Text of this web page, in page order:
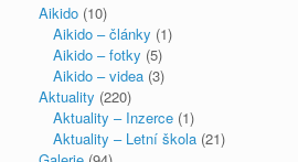
Aikido (10)
Aikido – články (1)
Aikido – fotky (5)
Aikido – videa (3)
Aktuality (220)
Aktuality – Inzerce (1)
Aktuality – Letní škola (21)